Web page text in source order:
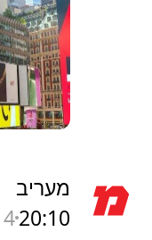
מעריב
20:104 שעות